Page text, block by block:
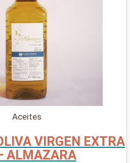
Aceites
VIRGEN EXTRA
ALMAZARA